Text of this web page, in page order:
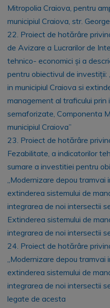
Mitropolia Craiova, pentru
municipiul Craiova, str.
22. Proiect de hotărâre
de Avizare a Lucrarilor de
tehnico- economici și a
pentru obiectivul de
in municipiul Craiova si
management al traficului
semaforizate, Componenta
municipiul Craiova”
23. Proiect de hotărâre
Fezabilitate, a indicatorilor
sumare a investitiei pentru
„Modernizare depou tramvai
extinderea sistemului de
integrarea de noi intersectii
Extinderea sistemului de
integrarea de noi intersectii
24. Proiect de hotărâre
„Modernizare depou tramvai
extinderea sistemului de
integrarea de noi intersectii
legate de acesta